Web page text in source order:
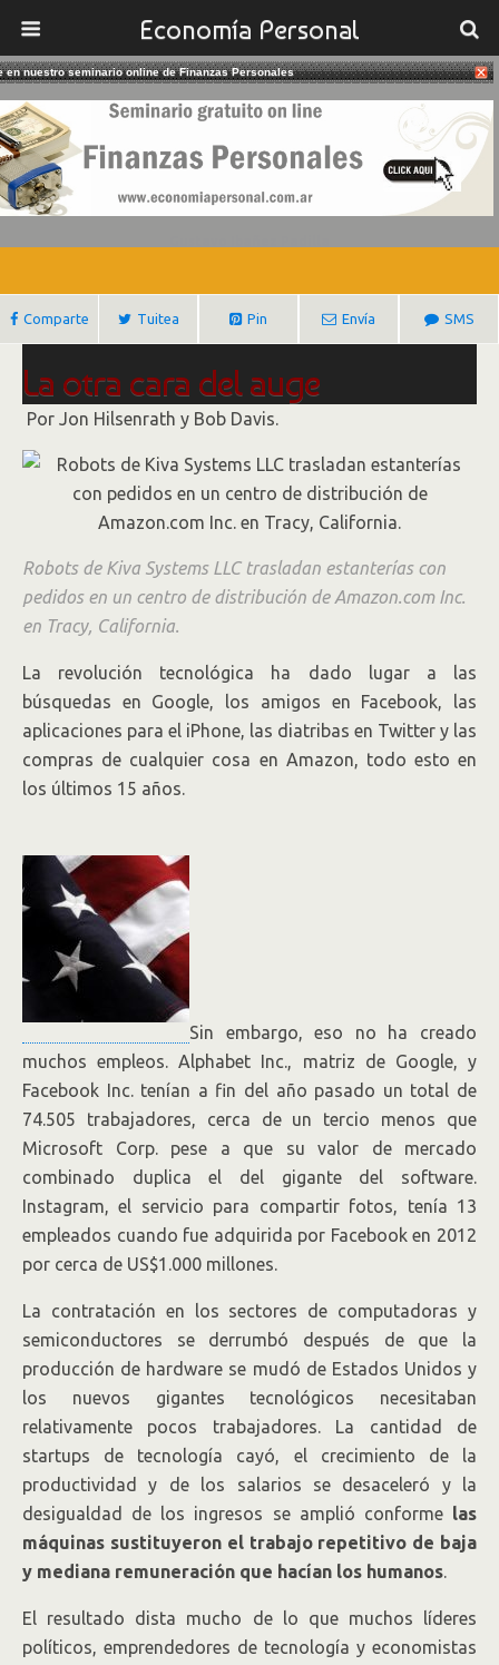
Economía Personal
13/10/2016
Es Baja La Creación De Empleos En
EE.UU.
Comparte Tuitea Pin Envía SMS
La otra cara del auge
tecnológico es la baja creación
de empleos en EE.UU.
El flujo de riqueza ha generado más
prosperidad en Silicon Valley pero ilustra
la polarización económica de EE.UU.
Por Jon Hilsenrath y Bob Davis.
Robots de Kiva Systems LLC trasladan estanterías con
pedidos en un centro de distribución de Amazon.com Inc.
en Tracy, California.
La revolución tecnológica ha dado lugar a las
búsquedas en Google, los amigos en Facebook, las
aplicaciones para el iPhone, las diatribas en Twitter y las
compras de cualquier cosa en Amazon, todo esto en
los últimos 15 años.
Sin embargo, eso no ha creado
muchos empleos. Alphabet Inc., matriz de Google, y
Facebook Inc. tenían a fin del año pasado un total de
74.505 trabajadores, cerca de un tercio menos que
Microsoft Corp.pese a que su valor de mercado
combinado duplica el del gigante del software.
Instagram, el servicio para compartir fotos, tenía 13
empleados cuando fue adquirida por Facebook en 2012
por cerca de US$1.000 millones.
La contratación en los sectores de computadoras y
semiconductores se derrumbó después de que la
producción de hardware se mudó de Estados Unidos y
los nuevos gigantes tecnológicos necesitaban
relativamente pocos trabajadores. La cantidad de
startups de tecnología cayó, el crecimiento de la
productividad y de los salarios se desaceleró y la
desigualdad de los ingresos se amplió conforme las
máquinas sustituyeron el trabajo repetitivo de baja
y mediana remuneración que hacían los humanos.
El resultado dista mucho de lo que muchos líderes
políticos, emprendedores de tecnología y economistas
en nuestro seminario online de Finanzas Personales